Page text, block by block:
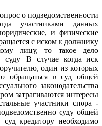
о подведомственности
участниками данных
и физические
с иском к должнику
лицу, то такое дело
суду. В случае когда иск
один из которых
обращаться в суд общей
законодательства
затрагиваются интересы
участники спора -
суду общей
кредитору необходимо